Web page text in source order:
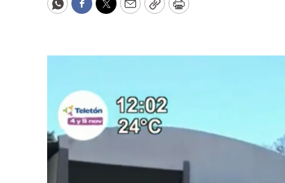
WhatsApp
Facebook
Twitter
EmailCopyPrint